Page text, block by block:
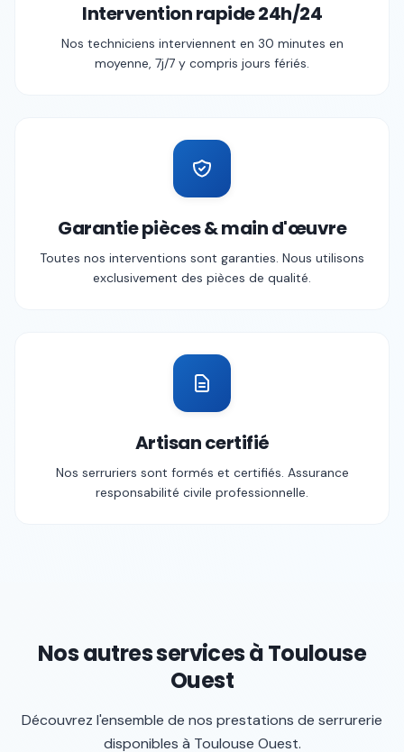
Intervention rapide 24h/24
Nos techniciens interviennent en 30 minutes en
moyenne, 7j/7 y compris jours fériés.
Garantie pièces & main d'œuvre
Toutes nos interventions sont garanties. Nous utilisons
exclusivement des pièces de qualité.
Artisan certifié
Nos serruriers sont formés et certifiés. Assurance
responsabilité civile professionnelle.
Nos autres services àToulouse
Ouest
Découvrez l'ensemble de nos prestations de serrurerie
disponibles à Toulouse Ouest.